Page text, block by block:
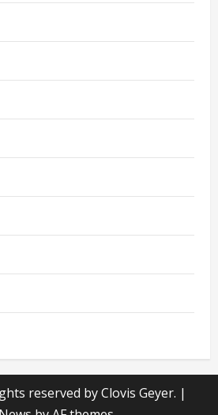
reserved by Clovis Geyer. |